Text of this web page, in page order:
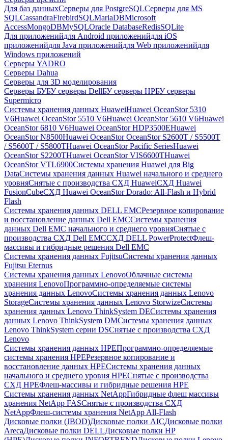
Для баз данныхСерверы для PostgreSQLСерверы для MS
SQLCassandraFirebirdSQLMariaDBMicrosoft
AccessMongoDBMySQLOracle DatabaseRedisSQLite
Для приложенийдля Android приложенийдля iOS
приложенийдля Java приложенийдля Web приложенийдля
Windows приложений
Серверы YADRO
Серверы Dahua
Серверы для 3D моделирования
Серверы БУБУ серверы DellБУ серверы HPБУ серверы
Supermicro
Системы хранения данных HuaweiHuawei OceanStor 5310
V6Huawei OceanStor 5510 V6Huawei OceanStor 5610 V6Huawei
OceanStor 6810 V6Huawei OceanStor HDP3500EHuawei
OceanStor N8500Huawei OceanStor OceanStor S2600T / S5500T
/ S5600T / S5800THuawei OceanStor Pacific SeriesHuawei
OceanStor S2200THuawei OceanStor VIS6600THuawei
OceanStor VTL6900Системы хранения Huawei для Big
DataСистемы хранения данных Huawei начального и среднего
уровняСнятые с производства СХД HuaweiСХД Huawei
FusionCubeСХД Huawei OceanStor Dorado: All-Flash и Hybrid
Flash
Системы хранения данных DELL EMCРезервное копирование
и восстановление данных Dell EMCСистемы хранения
данных Dell EMC начального и среднего уровняСнятые с
производства СХД Dell EMCСХД DELL PowerProtectФлеш-
массивы и гибридные решения Dell EMC
Системы хранения данных FujitsuСистемы хранения данных
Fujitsu Eternus
Системы хранения данных LenovoОблачные системы
хранения LenovoПрограммно-определяемые системы
хранения данных LenovoСистемы хранения данных Lenovo
StorageСистемы хранения данных Lenovo StorwizeСистемы
хранения данных Lenovo ThinkSystem DEСистемы хранения
данных Lenovo ThinkSystem DMСистемы хранения данных
Lenovo ThinkSystem серии DSСнятые с производства СХД
Lenovo
Системы хранения данных HPEПрограммно-определяемые
системы хранения HPEРезервное копирование и
восстановление данных HPEСистемы хранения данных
начального и среднего уровня HPEСнятые с производства
СХД HPEФлеш-массивы и гибридные решения HPE
Cистемы хранения данных NetAppГибридные флеш массивы
хранения NetApp FASСнятые с производства СХД
NetAppФлеш-системы хранения NetApp All-Flash
Дисковые полки (JBOD)Дисковые полки AICДисковые полки
ArecaДисковые полки DELLДисковые полки HP